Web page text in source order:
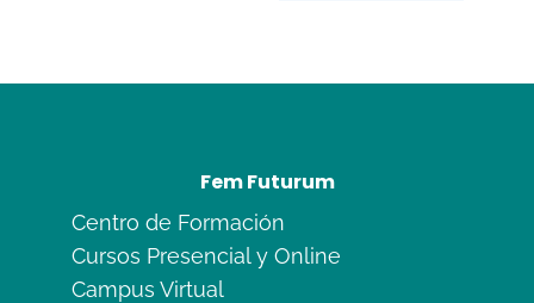
Fem Futurum
Centro de Formación
Cursos Presencial y Online
Campus Virtual